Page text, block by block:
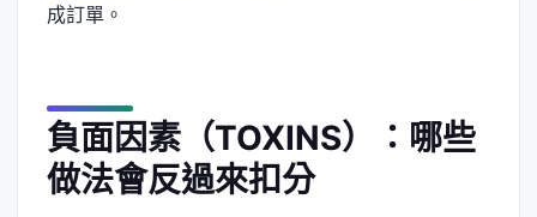
成訂單。
負面因素（TOXINS）：哪些
做法會反過來扣分